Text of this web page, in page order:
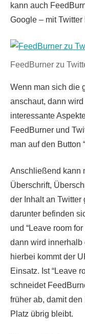
kann auch
Google – mit
FeedBurner zu
Wenn man sich die
anschaut, dann
interessante
FeedBurner und
man auf den Button
Anschließend kann
Überschrift,
der Inhalt an
darunter befinden
und “Leave room
dann wird innerhalb
hierbei kommt der
Einsatz. Ist “Leave
schneidet
früher ab, damit
Platz übrig bleibt.